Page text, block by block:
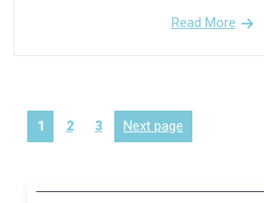
Read More
Berichten
Page
1 2 3 Next page